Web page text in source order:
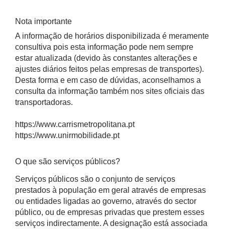
Nota importante
A informação de horários disponibilizada é meramente
consultiva pois esta informação pode nem sempre
estar atualizada (devido às constantes alterações e
ajustes diários feitos pelas empresas de transportes).
Desta forma e em caso de dúvidas, aconselhamos a
consulta da informação também nos sites oficiais das
transportadoras.
https://www.carrismetropolitana.pt
https://www.unirmobilidade.pt
O que são serviços públicos?
Serviços públicos são o conjunto de serviços
prestados à população em geral através de empresas
ou entidades ligadas ao governo, através do sector
público, ou de empresas privadas que prestem esses
serviços indirectamente. A designação está associada